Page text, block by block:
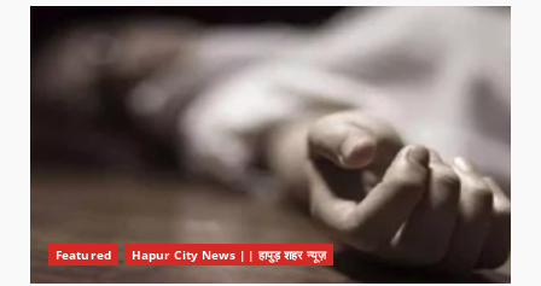
Featured Hapur City News || हापुड़ शहर न्यूज़